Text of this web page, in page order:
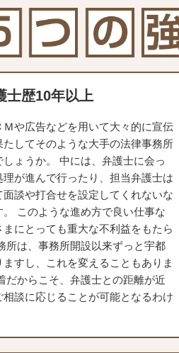
士歴10年以上
や広告などを用いて大々的に宣伝
してそのような大手の法律事務所
ょうか。 中には、弁護士に会っ
が進んで行ったり、担当弁護士は
談や打合せを設定してくれないな
このような進め方で良い仕事な
にとっても重大な不利益をもたら
所は、事務所開設以来ずっと宇都
すし、これを変えることもありま
だからこそ、弁護士との距離が近
相談に応じることが可能となるわけ